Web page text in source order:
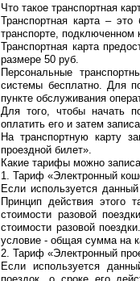
Что такое транспортная
Транспортная карта –
транспорте, подключенном
Транспортная карта
размере 50 руб.
Персональные
системы бесплатно. Для
пункте обслуживания
Для того, чтобы начать
оплатить его и затем
На транспортную карту
проездной билет».
Какие тарифы можно
1. Тариф «Электронный
Если используется
Принцип действия этого
стоимости разовой
стоимости разовой
условие - общая сумма на
2. Тариф «Электронный
Если используется